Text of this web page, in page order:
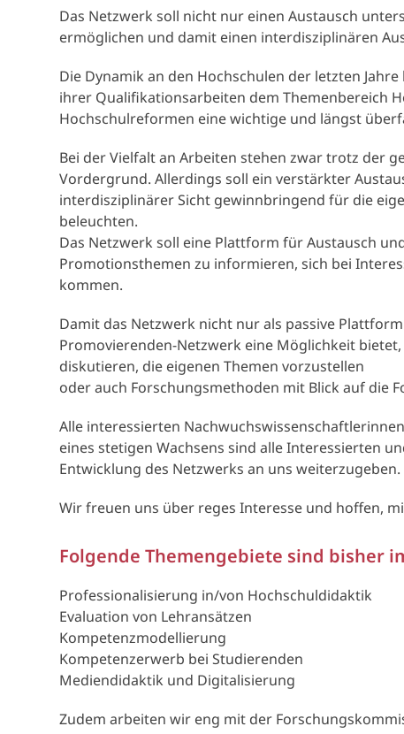
Das Netzwerk soll nicht nur einen Austausch
ermöglichen und damit einen interdisziplinären
Die Dynamik an den Hochschulen der letzten
ihrer Qualifikationsarbeiten dem Themenbereich
Hochschulreformen eine wichtige und längst
Bei der Vielfalt an Arbeiten stehen zwar trotz der
Vordergrund. Allerdings soll ein verstärkter
interdisziplinärer Sicht gewinnbringend für die
beleuchten.
Das Netzwerk soll eine Plattform für Austausch
Promotionsthemen zu informieren, sich bei
kommen.
Damit das Netzwerk nicht nur als passive
Promovierenden-Netzwerk eine Möglichkeit
diskutieren, die eigenen Themen vorzustellen
oder auch Forschungsmethoden mit Blick auf die
Alle interessierten
eines stetigen Wachsens sind alle Interessierten
Entwicklung des Netzwerks an uns weiterzugeben.
Wir freuen uns über reges Interesse und hoffen,
Folgende Themengebiete sind bisher
Professionalisierung in/von Hochschuldidaktik
Evaluation von Lehransätzen
Kompetenzmodellierung
Kompetenzerwerb bei Studierenden
Mediendidaktik und Digitalisierung
Zudem arbeiten wir eng mit der